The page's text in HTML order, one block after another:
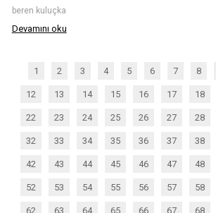
beren kuluçka
Devamını oku
1 2 3 4 5 6 7 8
12 13 14 15 16 17 18
22 23 24 25 26 27 28
32 33 34 35 36 37 38
42 43 44 45 46 47 48
52 53 54 55 56 57 58
62 63 64 65 66 67 68